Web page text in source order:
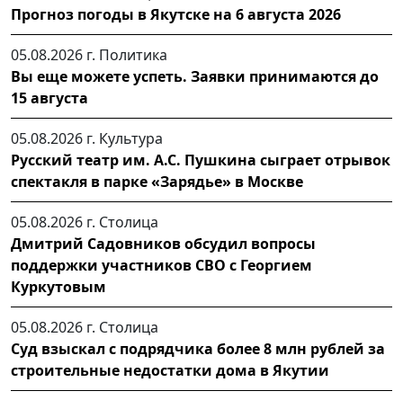
Прогноз погоды в Якутске на 6 августа 2026
05.08.2026 г. Политика
Вы еще можете успеть. Заявки принимаются до
15 августа
05.08.2026 г. Культура
Русский театр им. А.С. Пушкина сыграет отрывок
спектакля в парке «Зарядье» в Москве
05.08.2026 г. Столица
Дмитрий Садовников обсудил вопросы
поддержки участников СВО с Георгием
Куркутовым
05.08.2026 г. Столица
Суд взыскал с подрядчика более 8 млн рублей за
строительные недостатки дома в Якутии